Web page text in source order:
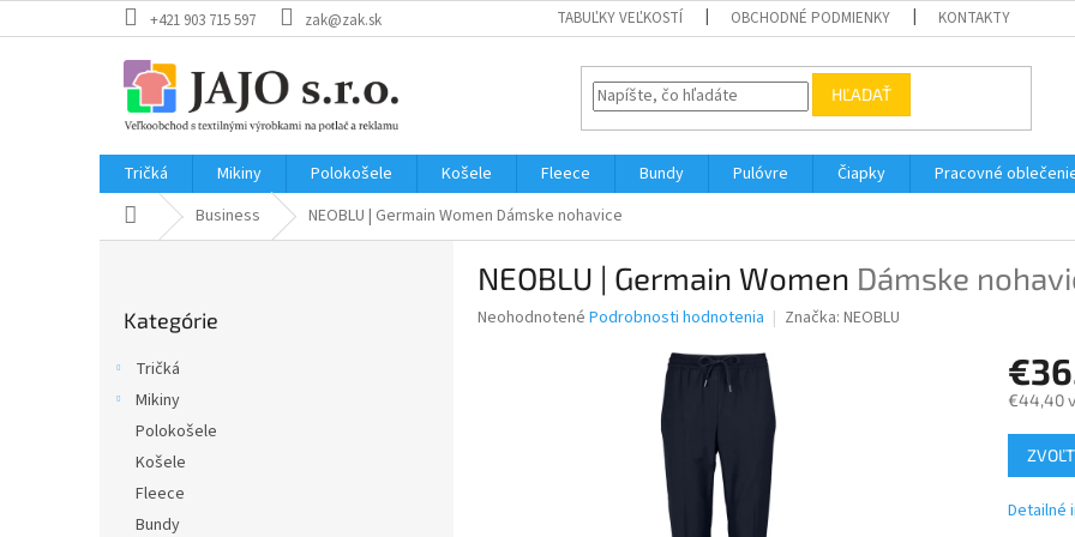
na
+421 903 715 597 zak@zak.sk TABUĽKY VEĽKOSTÍ OBCHODNÉ PODMIENKY KONTAKTY
HĽADAŤ
Tričká Mikiny Polokošele Košele Fleece Bundy Pulóvre Čiapky Pracovné
DomovBusiness NEOBLU | Germain Women Dámske nohavice
kategórie
Kategórie
Tričká
Mikiny
Polokošele
Košele
Fleece
Bundy
NEOBLU | Germain Women Dámske
Priemerné
Neohodnotené Podrobnosti hodnotenia Značka: NEOBLU
€44,40
cena:
Detailné